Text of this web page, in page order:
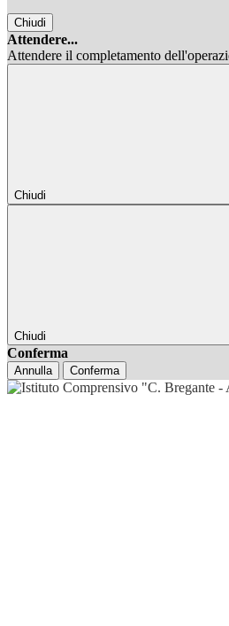
Chiudi
Attendere...
Attendere il completamento
Chiudi
Chiudi
Conferma
Annulla Conferma